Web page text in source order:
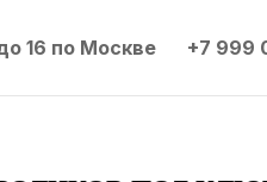
16 по Москве +7 999